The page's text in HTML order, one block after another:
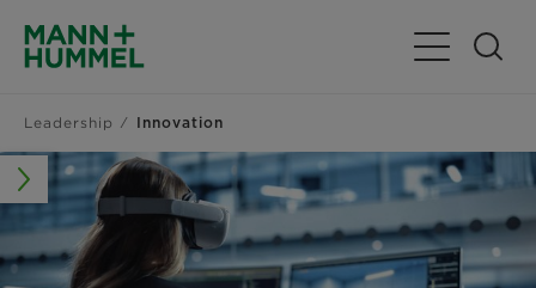
Navigation
Leadership Innovation